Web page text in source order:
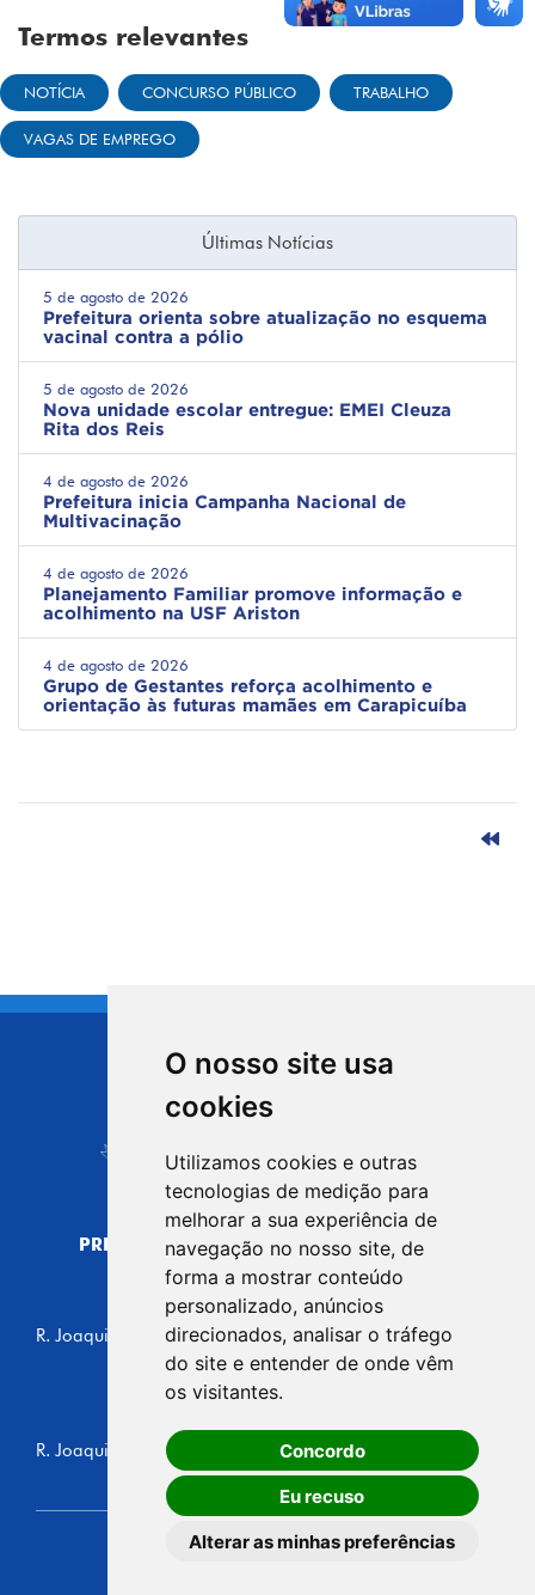
O nosso site usa
cookies
Utilizamos cookies e outras
tecnologias de medição para
melhorar a sua experiência de
navegação no nosso site, de
forma a mostrar conteúdo
personalizado, anúncios
direcionados, analisar o tráfego
do site e entender de onde vêm
os visitantes.
Concordo
Eu recuso
Alterar as minhas preferências
Termos relevantes
NOTÍCIA CONCURSO PÚBLICO TRABALHO
VAGAS DE EMPREGO
Últimas Notícias
5 de agosto de 2026
Prefeitura orienta sobre atualização no esquema
vacinal contra a pólio
5 de agosto de 2026
Nova unidade escolar entregue: EMEI Cleuza
Rita dos Reis
4 de agosto de 2026
Prefeitura inicia Campanha Nacional de
Multivacinação
4 de agosto de 2026
Planejamento Familiar promove informação e
acolhimento na USF Ariston
4 de agosto de 2026
Grupo de Gestantes reforça acolhimento e
orientação às futuras mamães em Carapicuíba
CIDADE DE
Carapicuíba
PREFEITURA MUNICIPAL DE CARAPICUÍBA
CNPJ: 44.892.693/0001-40
CENTRO ADMINISTRATIVO
R. Joaquim das Neves, 211 - Vila Caldas, Carapicuíba/SP
CEP: 06310-030, Brasil
Telefone: 4164-5500
GABINETE DO PREFEITO
R. Joaquim das Neves, 205 - Vila Caldas, Carapicuíba/SP
CEP: 06310-030, Brasil